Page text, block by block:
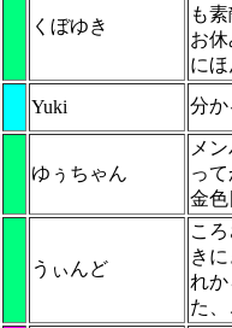
くぼゆき
も
お
に
Yuki 分
ゆぅちゃん
メ
っ
金
うぃんど
こ
き
れ
た